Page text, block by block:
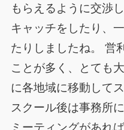
もらえるように交渉
キャッチをしたり、
たりしましたね。 営
ことが多く、とても
に各地域に移動して
スクール後は事務所
ミーティングがあれ